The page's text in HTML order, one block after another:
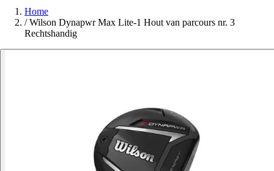
Home
/ Wilson Dynapwr Max Lite-1 Hout van parcours nr. 3
Rechtshandig